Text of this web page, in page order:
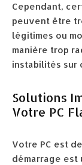
Cependant,
peuvent être
légitimes ou
manière trop
instabilités sur
Solutions
Votre PC
Votre PC est
démarrage est